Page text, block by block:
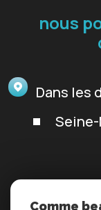
nous
Dans les
Comme